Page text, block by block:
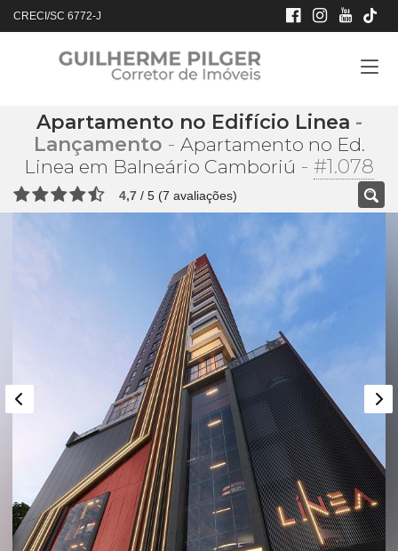
CRECI/SC 6772-J
Apartamento no Edifício Linea -
Lançamento - Apartamento no Ed.
Linea em Balneário Camboriú - #1.078
4,7 / 5 (7 avaliações)